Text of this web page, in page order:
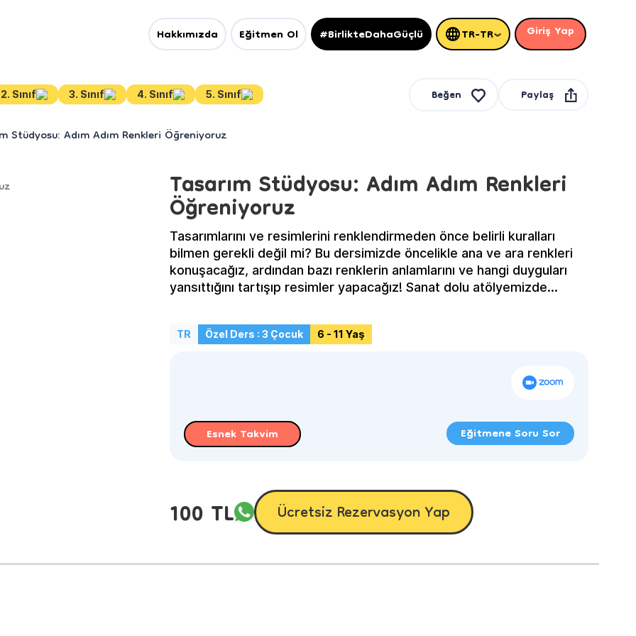
Hakkımızda Eğitmen Ol #BirlikteDahaGüçlü TR-TR Giriş Yap
2. Sınıf 3. Sınıf 4. Sınıf 5. Sınıf Beğen Paylaş
Stüdyosu: Adım Adım Renkleri Öğreniyoruz
Tasarım Stüdyosu: Adım Adım Renkleri
Öğreniyoruz
Tasarımlarını ve resimlerini renklendirmeden önce belirli kuralları
bilmen gerekli değil mi? Bu dersimizde öncelikle ana ve ara renkleri
konuşacağız, ardından bazı renklerin anlamlarını ve hangi duyguları
yansıttığını tartışıp resimler yapacağız! Sanat dolu atölyemizde
TR Özel Ders : 3 Çocuk 6 - 11 Yaş
Esnek Takvim Eğitmene Soru Sor
100 TL Ücretsiz Rezervasyon Yap